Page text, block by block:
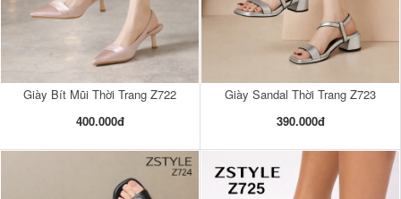
Giày Bít Mũi Thời Trang Z722
400.000đ
Giày Sandal Thời Trang Z723
390.000đ